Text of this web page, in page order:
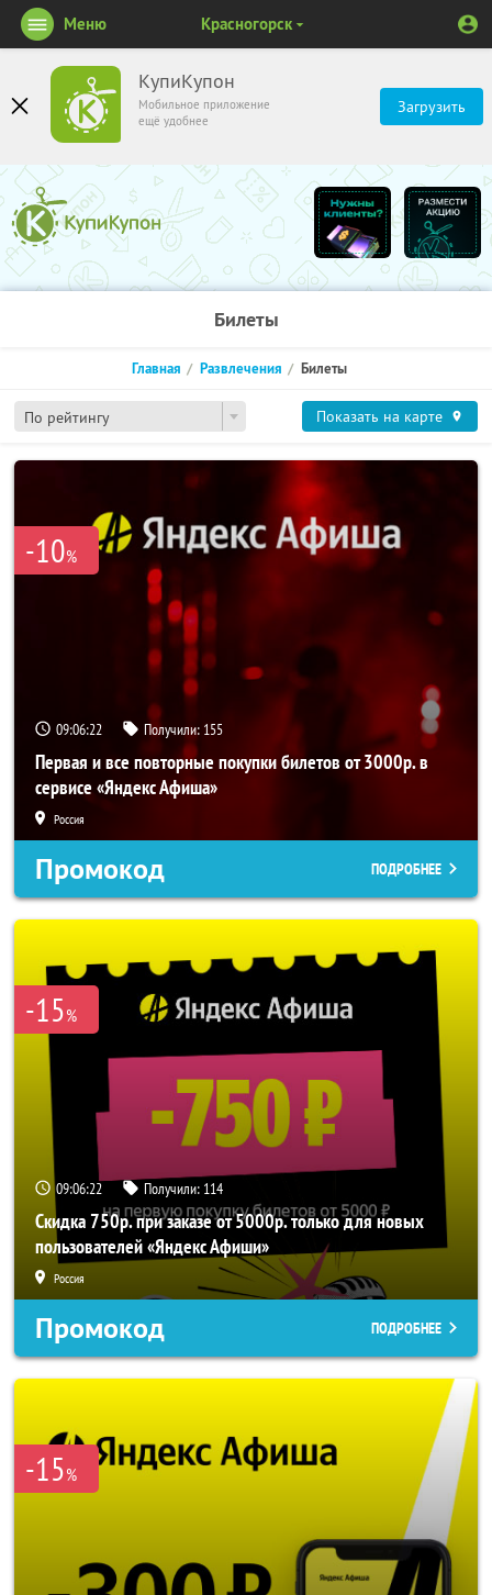
КупиКупон
Мобильное приложение
ещё удобнее
Загрузить
Меню Красногорск
Билеты
По рейтингу
Главная Развлечения Билеты
Показать на карте
-10%
09:06:22 Получили: 155
Первая и все повторные покупки билетов от 3000р. в
сервисе «Яндекс Афиша»
Россия
Промокод ПОДРОБНЕЕ
-15%
09:06:22 Получили: 114
Скидка 750р. при заказе от 5000р. только для новых
пользователей «Яндекс Афиши»
Россия
Промокод ПОДРОБНЕЕ
-15%